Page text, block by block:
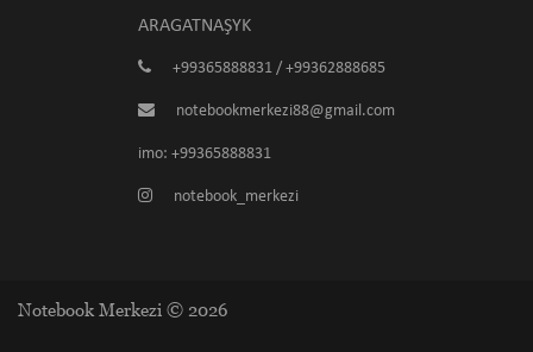
ARAGATNAŞYK
+99365888831 / +99362888685
notebookmerkezi88@gmail.com
imo: +99365888831
notebook_merkezi
Notebook Merkezi © 2026